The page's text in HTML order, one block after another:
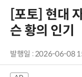
[포토] 현대
슨 황의 인기
발행일 : 2026-06-08